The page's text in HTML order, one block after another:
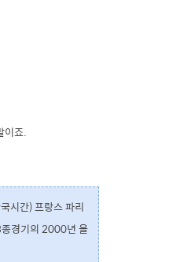
이죠.
시간) 프랑스 파리
경기의 2000년 올